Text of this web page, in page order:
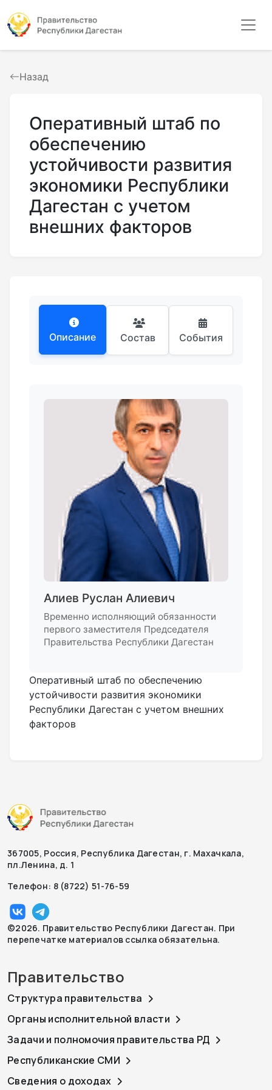
Назад
Оперативный штаб по
обеспечению
устойчивости развития
экономики Республики
Дагестан с учетом
внешних факторов
Описание Состав События
Алиев Руслан Алиевич
Временно исполняющий обязанности
первого заместителя Председателя
Правительства Республики Дагестан
Оперативный штаб по обеспечению
устойчивости развития экономики
Республики Дагестан с учетом внешних
факторов
367005, Россия, Республика Дагестан, г. Махачкала,
пл.Ленина, д. 1
Телефон: 8 (8722) 51-76-59
©2026. Правительство Республики Дагестан. При
перепечатке материалов ссылка обязательна.
Правительство
Структура правительства
Органы исполнительной власти
Задачи и полномочия правительства РД
Республиканские СМИ
Сведения о доходах